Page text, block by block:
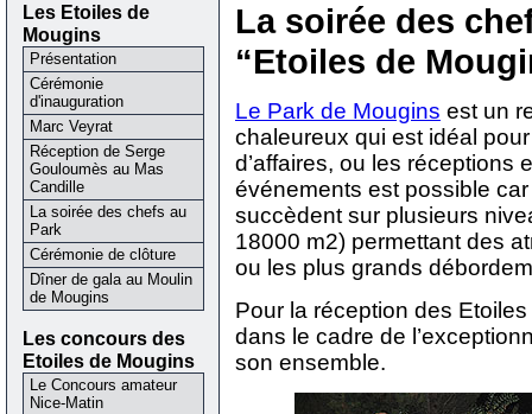
La soirée des
“Etoiles de
Le Park de Mougins est un
chaleureux qui est idéal
d’affaires, ou les réceptions
événements est possible
succèdent sur plusieurs
18000 m2) permettant des
ou les plus grands
Pour la réception des
dans le cadre de
son ensemble.
Les Etoiles de
Mougins
Présentation
Cérémonie
d'inauguration
Marc Veyrat
Réception de Serge
Gouloumès au Mas
Candille
La soirée des chefs au
Park
Cérémonie de clôture
Dîner de gala au Moulin
de Mougins
Les concours des
Etoiles de Mougins
Le Concours amateur
Nice-Matin